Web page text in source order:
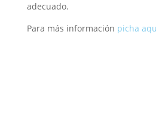
adecuado.
Para más información picha